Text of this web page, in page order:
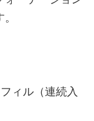
ィル（連続入